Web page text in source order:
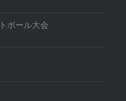
ボール大会